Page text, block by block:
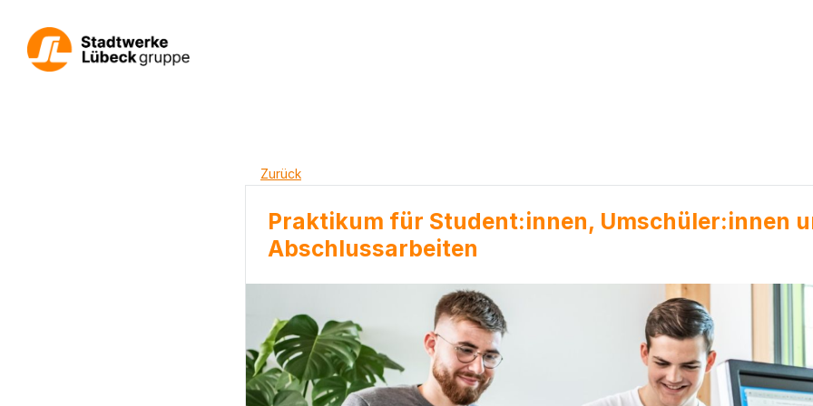
Zurück
Praktikum für Student:innen, Umschüler:innen
Abschlussarbeiten